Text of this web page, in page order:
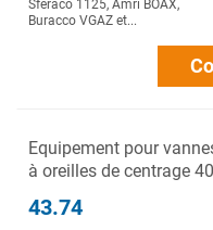
Sferaco 1125, Amri BOAX,
Buracco VGAZ et...
Equipement pour
à oreilles de centrage 40
43.74